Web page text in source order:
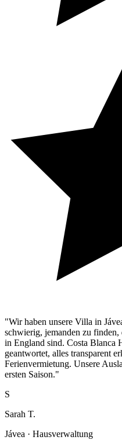
"Wir haben unsere Villa in
schwierig, jemanden zu
in England sind. Costa Blanca
geantwortet, alles transparent
Ferienvermietung. Unsere
ersten Saison."
S
Sarah T.
Jávea · Hausverwaltung